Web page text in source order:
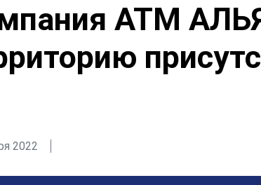
АТМ
2022